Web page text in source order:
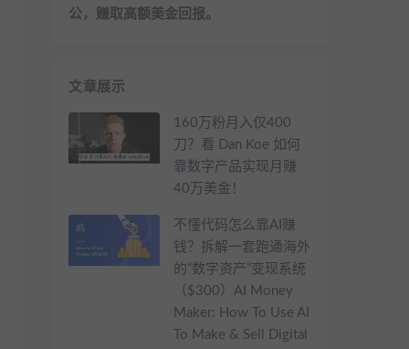
公，赚取高额美金回报。
文章展示
160万粉月入仅400
刀？看 Dan Koe 如何
靠数字产品实现月赚
40万美金！
不懂代码怎么靠AI赚
钱？拆解一套跑通海外
的“数字资产”变现系统
（$300）AI Money
Maker: How To Use AI
To Make & Sell Digital